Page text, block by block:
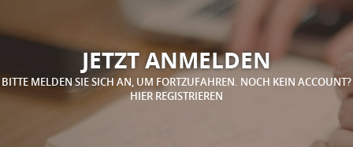
JETZT ANMELDEN
BITTE MELDEN SIE SICH AN, UM FORTZUFAHREN. NOCH KEIN ACCOUNT?
HIER REGISTRIEREN